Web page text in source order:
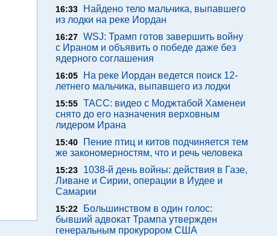
16:33
Найдено тело мальчика, выпавшего
из лодки на реке Иордан
16:27 WSJ: Трамп готов завершить войну
с Ираном и объявить о победе даже без
ядерного соглашения
16:05
На реке Иордан ведется поиск 12-
летнего мальчика, выпавшего из лодки
15:55 ТАСС: видео с Моджтабой Хаменеи
снято до его назначения верховным
лидером Ирана
15:40
Пение птиц и китов подчиняется тем
же закономерностям, что и речь человека
15:23
1038-й день войны: действия в Газе,
Ливане и Сирии, операции в Иудее и
Самарии
15:22
Большинством в один голос:
бывший адвокат Трампа утвержден
генеральным прокурором США